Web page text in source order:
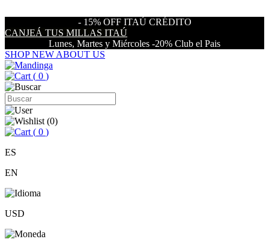
- 15% OFF ITAÚ CRÉDITO
CANJEÁ TUS MILLAS ITAÚ
Lunes, Martes y Miércoles -20% Club el Pais
SHOP NEW ABOUT US
( 0 )
(0)
( 0 )
ES
EN
USD